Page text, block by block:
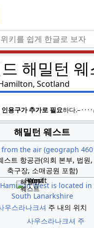
해밀턴 웨
Scotland
인용구가 추가로 필요하다.– · · · ·
해밀턴 웨스트
스트 항공관(의회 본부, 법원
축구장, 소매공원 포함)
해밀턴
웨스트
우스라나크셔 주 내의 위치
사우스라나크셔 주